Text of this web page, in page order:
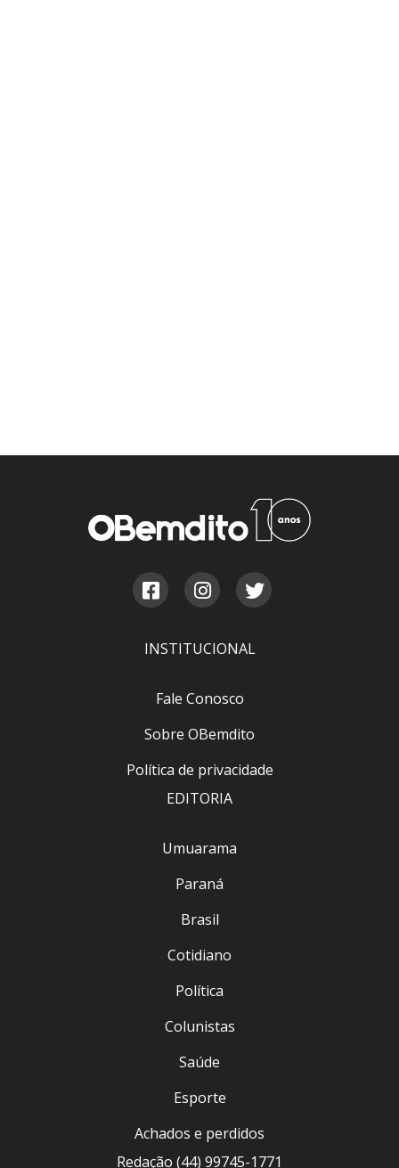
INSTITUCIONAL
Fale Conosco
Sobre OBemdito
Política de privacidade
EDITORIA
Umuarama
Paraná
Brasil
Cotidiano
Política
Colunistas
Saúde
Esporte
Achados e perdidos
Redação (44) 99745-1771